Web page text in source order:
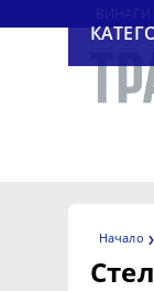
ВИНАГИ
Начало